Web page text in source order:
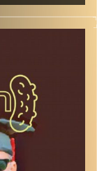
המערכת
דוד ופרופסור
קרדיט תמונות: